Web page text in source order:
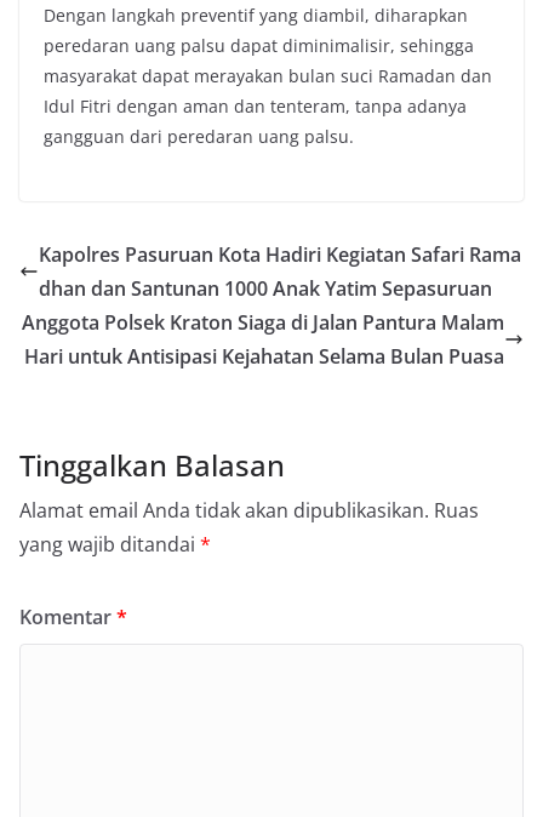
Dengan langkah preventif yang diambil, diharapkan
peredaran uang palsu dapat diminimalisir, sehingga
masyarakat dapat merayakan bulan suci Ramadan dan
Idul Fitri dengan aman dan tenteram, tanpa adanya
gangguan dari peredaran uang palsu.
Kapolres Pasuruan Kota Hadiri Kegiatan Safari Rama
dhan dan Santunan 1000 Anak Yatim Sepasuruan
Anggota Polsek Kraton Siaga di Jalan Pantura Malam
Hari untuk Antisipasi Kejahatan Selama Bulan Puasa
Tinggalkan Balasan
Alamat email Anda tidak akan dipublikasikan. Ruas
yang wajib ditandai *
Komentar*